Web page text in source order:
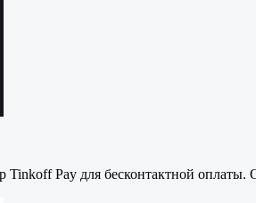
Pay для бесконтактной